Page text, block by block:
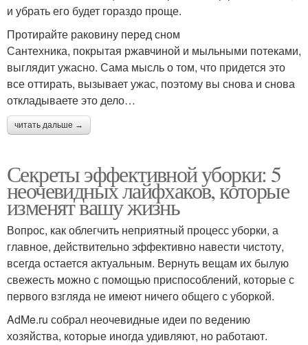
и убрать его будет гораздо проще.
Протирайте раковину перед сном
Сантехника, покрытая ржавчиной и мыльными потеками,
выглядит ужасно. Сама мысль о том, что придется это
все оттирать, вызывает ужас, поэтому вы снова и снова
откладываете это дело…
читать дальше →
Секреты эффективной уборки: 5
неочевидных лайфхаков, которые
изменят вашу жизнь
Вопрос, как облегчить неприятный процесс уборки, а
главное, действительно эффективно навести чистоту,
всегда остается актуальным. Вернуть вещам их былую
свежесть можно с помощью приспособлений, которые с
первого взгляда не имеют ничего общего с уборкой.
AdMe.ru собрал неочевидные идеи по ведению
хозяйства, которые иногда удивляют, но работают.